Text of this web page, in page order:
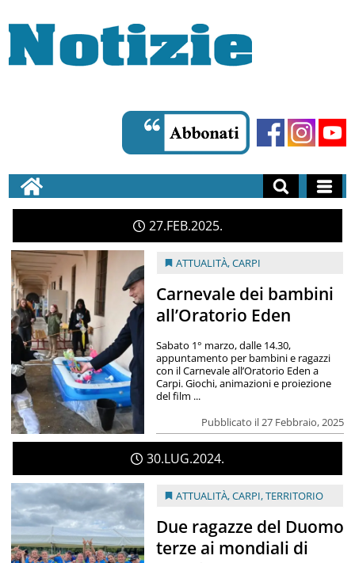
27 FEB 2025
ATTUALITÀ,CARPI
Carnevale dei bambini
all’Oratorio Eden
Pubblicato il 27 Febbraio, 2025
Sabato 1° marzo, dalle 14.30,
appuntamento per bambini e ragazzi
con il Carnevale all’Oratorio Eden a
Carpi. Giochi, animazioni e proiezione
del film ...
30 LUG 2024
ATTUALITÀ,CARPI,TERRITORIO
Due ragazze del Duomo
terze ai mondiali di